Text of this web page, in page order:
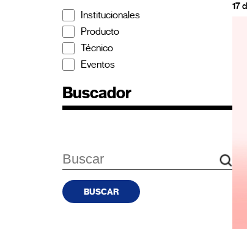
Institucionales
Producto
Técnico
Eventos
Buscador
BUSCAR
17